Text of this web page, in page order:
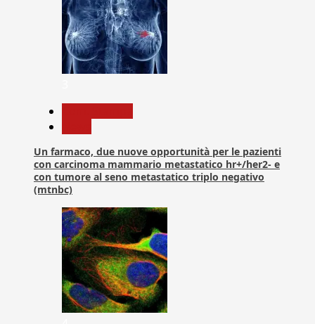
Un farmaco, due nuove opportunità per le pazienti
con carcinoma mammario metastatico hr+/her2- e
con tumore al seno metastatico triplo negativo
(mtnbc)